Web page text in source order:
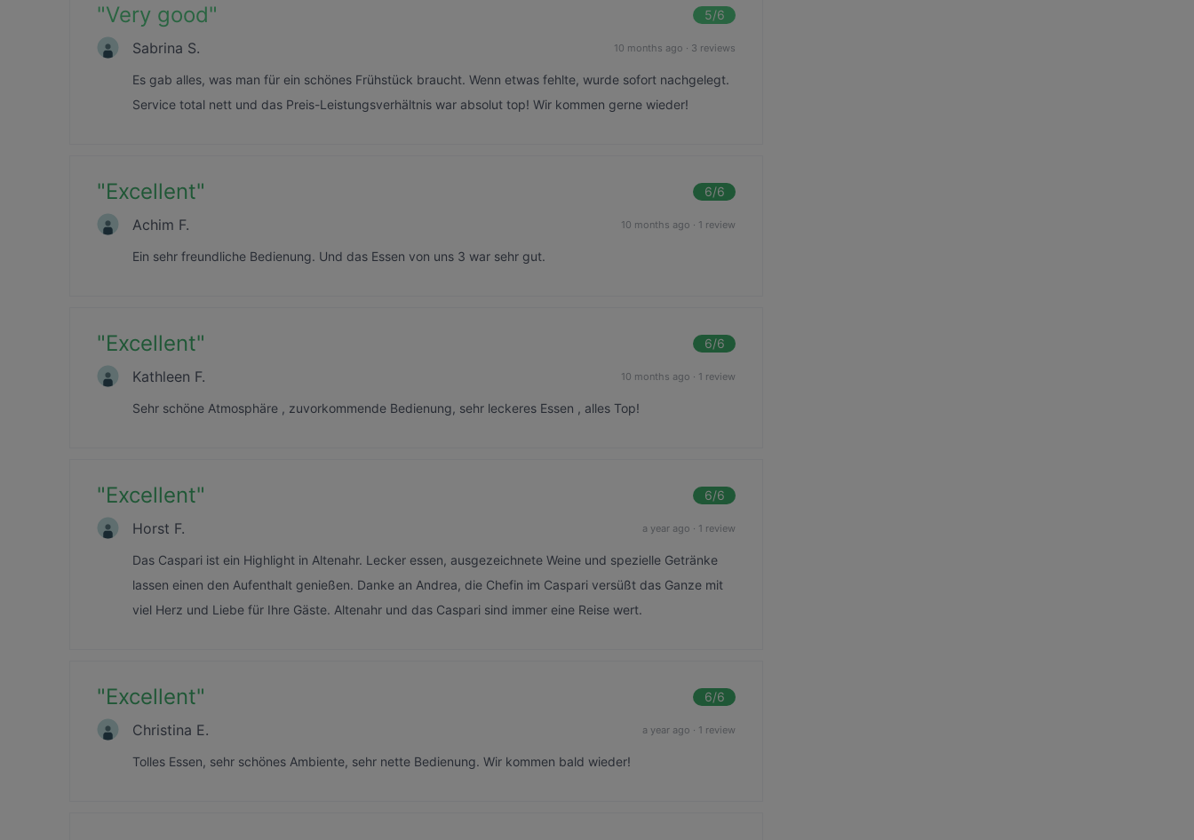
"Very good" 5/6
Sabrina S. 10 months ago · 3 reviews
Es gab alles, was man für ein schönes Frühstück braucht. Wenn etwas fehlte, wurde sofort nachgelegt.
Service total nett und das Preis-Leistungsverhältnis war absolut top! Wir kommen gerne wieder!
"Excellent" 6/6
Achim F. 10 months ago · 1 review
Ein sehr freundliche Bedienung. Und das Essen von uns 3 war sehr gut.
"Excellent" 6/6
Kathleen F. 10 months ago · 1 review
Sehr schöne Atmosphäre , zuvorkommende Bedienung, sehr leckeres Essen , alles Top!
"Excellent" 6/6
Horst F. a year ago · 1 review
Das Caspari ist ein Highlight in Altenahr. Lecker essen, ausgezeichnete Weine und spezielle Getränke
lassen einen den Aufenthalt genießen. Danke an Andrea, die Chefin im Caspari versüßt das Ganze mit
viel Herz und Liebe für Ihre Gäste. Altenahr und das Caspari sind immer eine Reise wert.
"Excellent" 6/6
Christina E. a year ago · 1 review
Tolles Essen, sehr schönes Ambiente, sehr nette Bedienung. Wir kommen bald wieder!